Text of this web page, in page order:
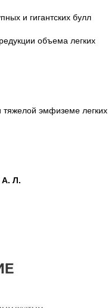
и гигантских булл
объема легких
тяжелой эмфиземе легких
А. Л.